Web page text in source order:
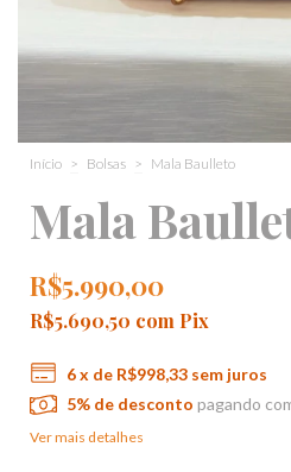
Início > Bolsas > Mala Baulleto
Mala
R$5.990,00
R$5.690,50 com Pix
6x de R$998,33 sem juros
5% de desconto pagando
Ver mais detalhes